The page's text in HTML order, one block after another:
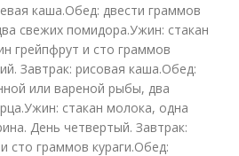
каша.Обед: двести граммов
свежих помидора.Ужин: стакан
грейпфрут и сто граммов
Завтрак: рисовая каша.Обед:
или вареной рыбы, два
стакан молока, одна
День четвертый. Завтрак:
сто граммов кураги.Обед: